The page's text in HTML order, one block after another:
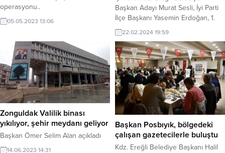
operasyonu..
05.05.2023 13:06
Başkan Adayı Murat Sesli, İyi Parti
İlçe Başkanı Yasemin Erdoğan, 1.
Sıra Belediye Meclis Üyesi Evrim
Balbaloğlu ve Belediye Meclis
Üyeleri Kdz. Ereğli Kaymakamı
Mehmet Yapıcı’yı makamında
ziyaret etti. İyi Parti Kdz. Ereğli
Belediye Başkan Adayı Murat Sesli,
1. Sıra Belediye Meclis Üyesi Evrim
Balbaloğlu ve...
22.02.2024 19:59
Zonguldak Valilik binası
yıkılıyor, şehir meydanı geliyor
Başkan Ömer Selim Alan açıkladı
14.06.2023 14:31
Başkan Posbıyık, bölgedeki
çalışan gazetecilerle buluştu
Kdz. Ereğli Belediye Başkanı Halil